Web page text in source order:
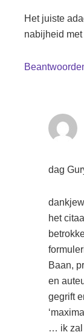
Het juiste
nabijheid
dag
het
Baan,
en
gegrift
… ik zal